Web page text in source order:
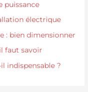
puissance
électrique
: bien dimensionner
faut savoir
indispensable ?